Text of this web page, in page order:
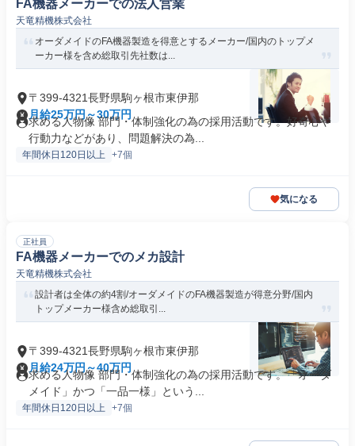
FA機器メーカーでの法人営業
天竜精機株式会社
オーダメイドのFA機器製造を得意とするメーカー/国内のトップメ
ーカー様を含め総取引先社数は...
〒399-4321長野県駒ヶ根市東伊那
月給25万円～30万円
求める人物像 部門・体制強化の為の採用活動です。好奇心や
行動力などがあり、問題解決の為...
年間休日120日以上 +7個
気になる
正社員
FA機器メーカーでのメカ設計
天竜精機株式会社
設計者は全体の約4割/オーダメイドのFA機器製造が得意分野/国内
トップメーカー様含め総取引...
〒399-4321長野県駒ヶ根市東伊那
月給24万円～40万円
求める人物像 部門・体制強化の為の採用活動です。「オーダ
メイド」かつ「一品一様」という...
年間休日120日以上 +7個